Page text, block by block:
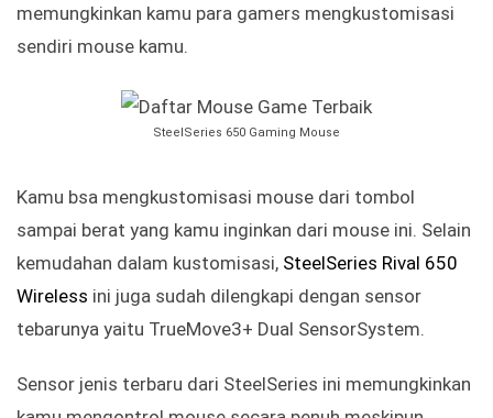
memungkinkan kamu para gamers mengkustomisasi
sendiri mouse kamu.
SteelSeries 650 Gaming Mouse
Kamu bsa mengkustomisasi mouse dari tombol
sampai berat yang kamu inginkan dari mouse ini. Selain
kemudahan dalam kustomisasi, SteelSeries Rival 650
Wireless ini juga sudah dilengkapi dengan sensor
tebarunya yaitu TrueMove3+ Dual SensorSystem.
Sensor jenis terbaru dari SteelSeries ini memungkinkan